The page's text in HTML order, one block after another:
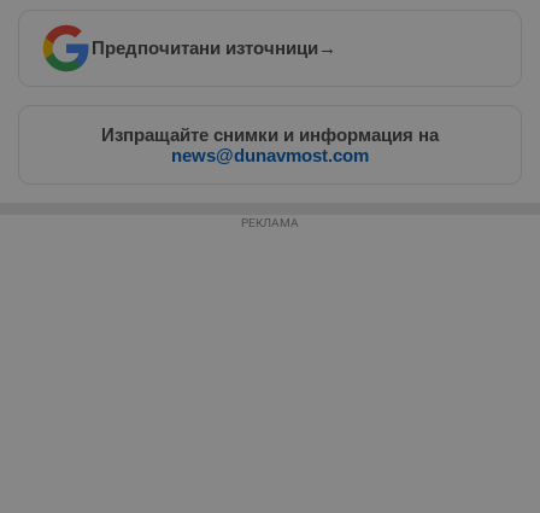
Предпочитани източници →
Изпращайте снимки и информация на
news@dunavmost.com
РЕКЛАМА